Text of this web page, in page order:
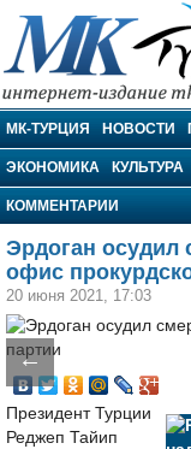
МК-Турция
МК-ТУРЦИЯ НОВОСТИ
ЭКОНОМИКА КУЛЬТУРА
КОММЕНТАРИИ
Эрдоган осудил
офис
20 июня 2021, 17:03
←
Президент Турции
Реджеп Тайип